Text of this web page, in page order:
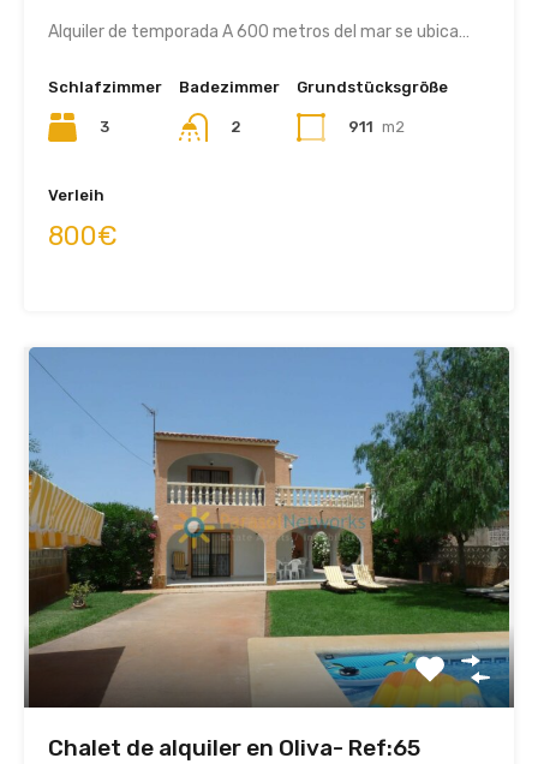
Alquiler de temporada A 600 metros del mar se ubica…
Schlafzimmer
3
Badezimmer
2
Grundstücksgröße
911 m2
Verleih
800€
Chalet de alquiler en Oliva- Ref:65